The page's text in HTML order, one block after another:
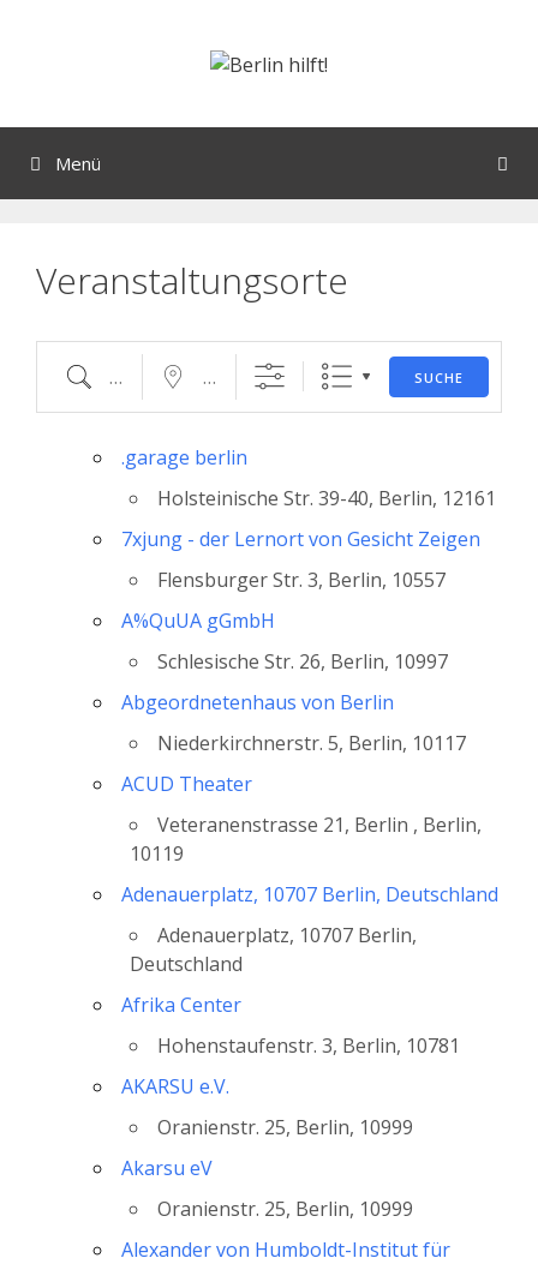
Menü
Veranstaltungsorte
SUCHE
.garage berlin
Holsteinische Str. 39-40, Berlin, 12161
7xjung - der Lernort von Gesicht Zeigen
Flensburger Str. 3, Berlin, 10557
A%QuUA gGmbH
Schlesische Str. 26, Berlin, 10997
Abgeordnetenhaus von Berlin
Niederkirchnerstr. 5, Berlin, 10117
ACUD Theater
Veteranenstrasse 21, Berlin , Berlin,
10119
Adenauerplatz, 10707 Berlin, Deutschland
Adenauerplatz, 10707 Berlin,
Deutschland
Afrika Center
Hohenstaufenstr. 3, Berlin, 10781
AKARSU e.V.
Oranienstr. 25, Berlin, 10999
Akarsu eV
Oranienstr. 25, Berlin, 10999
Alexander von Humboldt-Institut für